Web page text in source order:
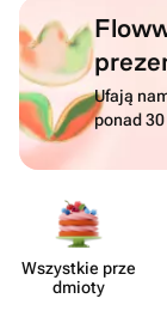
Ufają
ponad
Wszystkie prze​
dmioty